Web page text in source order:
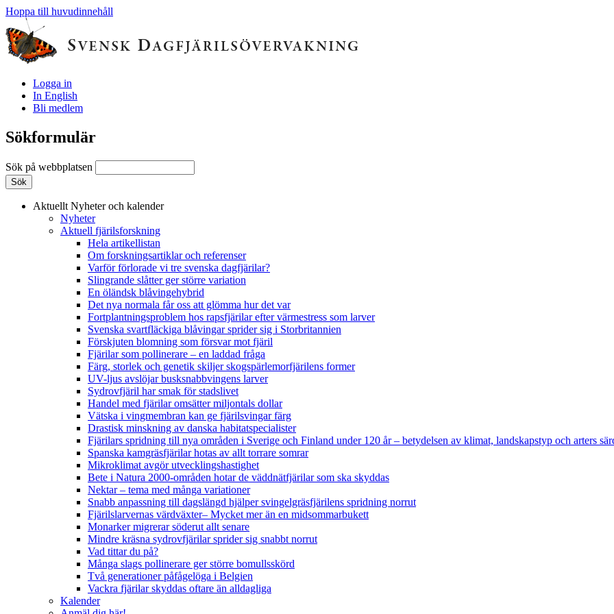
Hoppa till huvudinnehåll
Logga in
In English
Bli medlem
Sökformulär
Sök på webbplatsen
Aktuellt Nyheter och kalender
Nyheter
Aktuell fjärilsforskning
Hela artikellistan
Om forskningsartiklar och referenser
Varför förlorade vi tre svenska dagfjärilar?
Slingrande slåtter ger större variation
En öländsk blåvingehybrid
Det nya normala får oss att glömma hur det var
Fortplantningsproblem hos rapsfjärilar efter värmestress som larver
Svenska svartfläckiga blåvingar sprider sig i Storbritannien
Förskjuten blomning som försvar mot fjäril
Fjärilar som pollinerare – en laddad fråga
Färg, storlek och genetik skiljer skogspärlemorfjärilens former
UV-ljus avslöjar busksnabbvingens larver
Sydrovfjäril har smak för stadslivet
Handel med fjärilar omsätter miljontals dollar
Vätska i vingmembran kan ge fjärilsvingar färg
Drastisk minskning av danska habitatspecialister
Fjärilars spridning till nya områden i Sverige och Finland under 120 år– betydelsen av klimat, landskapstyp och arters
Spanska kamgräsfjärilar hotas av allt torrare somrar
Mikroklimat avgör utvecklingshastighet
Bete i Natura 2000-områden hotar de väddnätfjärilar som ska skyddas
Nektar – tema med många variationer
Snabb anpassning till dagslängd hjälper svingelgräsfjärilens spridning norrut
Fjärilslarvernas värdväxter– Mycket mer än en midsommarbukett
Monarker migrerar söderut allt senare
Mindre kräsna sydrovfjärilar sprider sig snabbt norrut
Vad tittar du på?
Många slags pollinerare ger större bomullsskörd
Två generationer påfågelöga i Belgien
Vackra fjärilar skyddas oftare än alldagliga
Kalender